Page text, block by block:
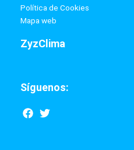
Política de Cookies
Mapa web
ZyzClima
Síguenos:
F
a
T
w